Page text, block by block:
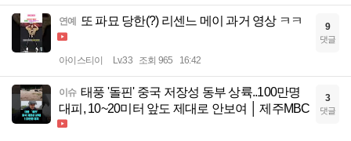
연예 또 파묘 당한(?) 리센느 메이 과거 영상 ㅋㅋ
아이스티이 Lv.33 조회 965 16:42
9
댓글
이슈 태풍 '돌핀' 중국 저장성 동부 상륙..100만명
대피, 10~20미터 앞도 제대로 안보여 │ 제주MBC
3
댓글